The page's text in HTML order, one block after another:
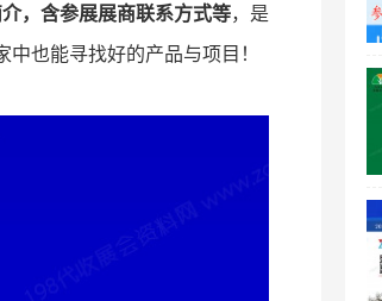
，含参展展商联系方式等，是
也能寻找好的产品与项目！